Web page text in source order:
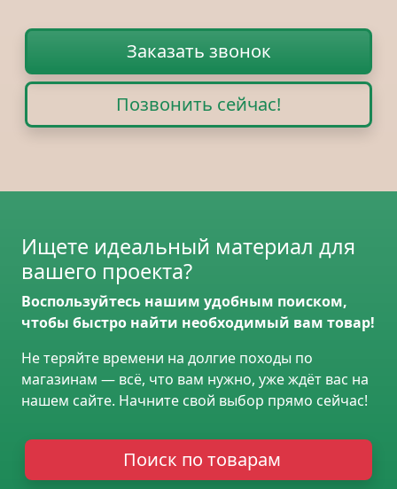
Заказать звонок
Позвонить сейчас!
Ищете идеальный материал для
вашего проекта?
Воспользуйтесь нашим удобным поиском,
чтобы быстро найти необходимый вам товар!
Не теряйте времени на долгие походы по
магазинам — всё, что вам нужно, уже ждёт вас на
нашем сайте. Начните свой выбор прямо сейчас!
Поиск по товарам